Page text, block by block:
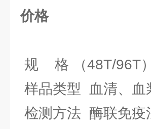
价格
规 格 （48T/96T）
样品类型 血清、血
检测方法 酶联免疫